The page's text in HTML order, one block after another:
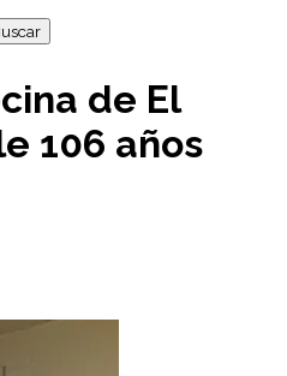
de El
106 años